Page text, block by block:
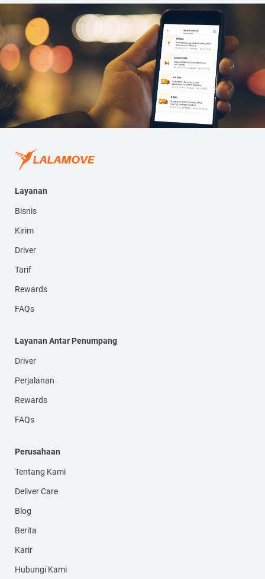
Layanan
Bisnis
Kirim
Driver
Tarif
Rewards
FAQs
Layanan Antar Penumpang
Driver
Perjalanan
Rewards
FAQs
Perusahaan
Tentang Kami
Deliver Care
Blog
Berita
Karir
Hubungi Kami